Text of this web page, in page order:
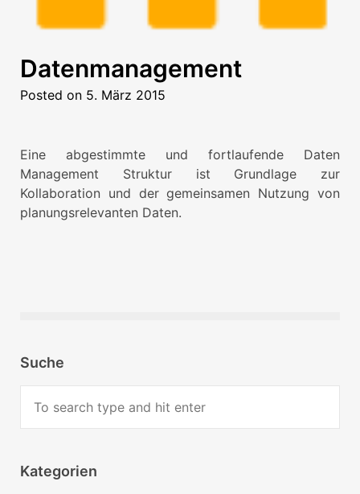
Datenmanagement
Posted on 5. März 2015
Eine abgestimmte und fortlaufende Daten
Management Struktur ist Grundlage zur
Kollaboration und der gemeinsamen Nutzung von
planungsrelevanten Daten.
Suche
Kategorien